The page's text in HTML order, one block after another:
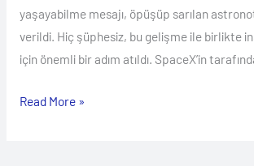
yaşayabilme mesajı, öpüşüp sarılan
verildi. Hiç şüphesiz, bu gelişme ile birlikte
için önemli bir adım atıldı. SpaceX’in
Read More »